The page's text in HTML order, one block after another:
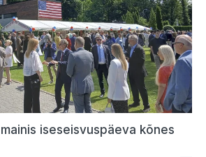
iseseisvuspäeva kõnes